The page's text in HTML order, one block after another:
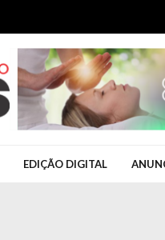
EDIÇÃO DIGITAL